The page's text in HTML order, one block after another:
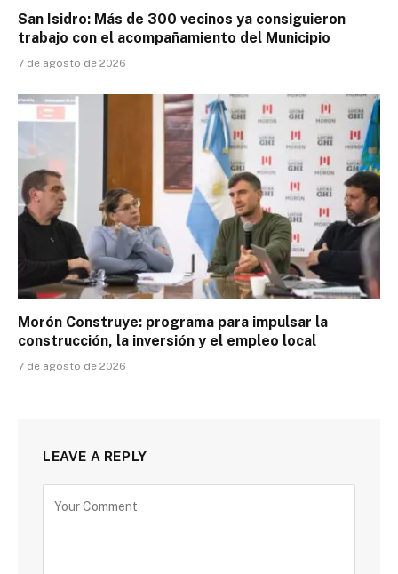
San Isidro: Más de 300 vecinos ya consiguieron
trabajo con el acompañamiento del Municipio
7 de agosto de 2026
Morón Construye: programa para impulsar la
construcción, la inversión y el empleo local
7 de agosto de 2026
LEAVE A REPLY